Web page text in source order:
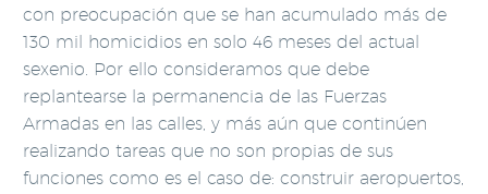
con preocupación que se han acumulado más de
130 mil homicidios en solo 46 meses del actual
sexenio. Por ello consideramos que debe
replantearse la permanencia de las Fuerzas
Armadas en las calles, y más aún que continúen
realizando tareas que no son propias de sus
funciones como es el caso de: construir aeropuertos,